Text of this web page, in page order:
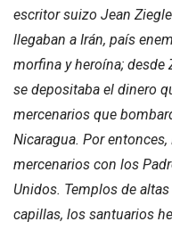
escritor suizo Jean
llegaban a Irán, país
morfina y heroína; desde
se depositaba el dinero
mercenarios que
Nicaragua. Por
mercenarios con los
Unidos. Templos de
capillas, los santuarios